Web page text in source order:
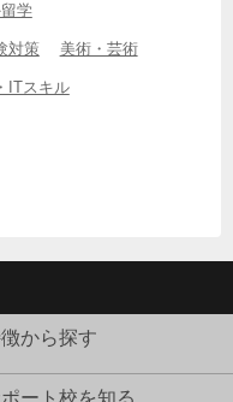
学
対策 美術・芸術
ITスキル
から探す